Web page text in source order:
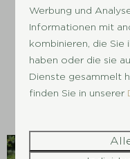
*Anmerkung:
dieselben
Bitte beachten Sie
je nach Park.
Werbung und
Informationen mit
kombinieren, die Sie
haben oder die sie
Dienste gesammelt
finden Sie in unserer